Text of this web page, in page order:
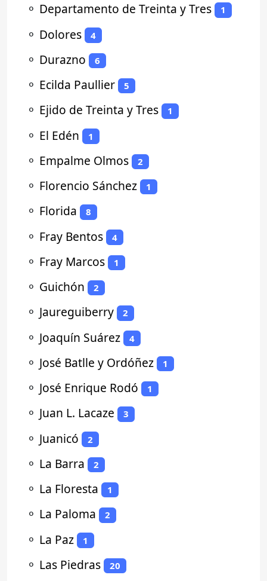
⚬ Departamento de Treinta y Tres 1
⚬ Dolores 4
⚬ Durazno 6
⚬ Ecilda Paullier 5
⚬ Ejido de Treinta y Tres 1
⚬ El Edén 1
⚬ Empalme Olmos 2
⚬ Florencio Sánchez 1
⚬ Florida 8
⚬ Fray Bentos 4
⚬ Fray Marcos 1
⚬ Guichón 2
⚬ Jaureguiberry 2
⚬ Joaquín Suárez 4
⚬ José Batlle y Ordóñez 1
⚬ José Enrique Rodó 1
⚬ Juan L. Lacaze 3
⚬ Juanicó 2
⚬ La Barra 2
⚬ La Floresta 1
⚬ La Paloma 2
⚬ La Paz 1
⚬ Las Piedras 20